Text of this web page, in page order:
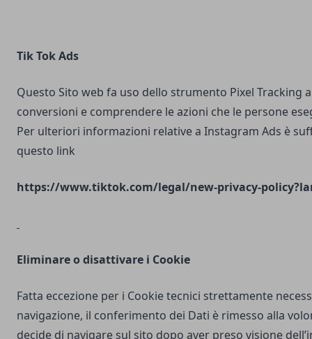
Tik Tok Ads
Questo Sito web fa uso dello strumento Pixel Tracking
conversioni e comprendere le azioni che le persone
Per ulteriori informazioni relative a Instagram Ads è
questo link
https://www.tiktok.com/legal/new-privacy-
Eliminare o disattivare i Cookie
Fatta eccezione per i Cookie tecnici strettamente
navigazione, il conferimento dei Dati è rimesso alla
decide di navigare sul sito dopo aver preso visione